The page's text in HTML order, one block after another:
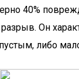
40%
Он
либо